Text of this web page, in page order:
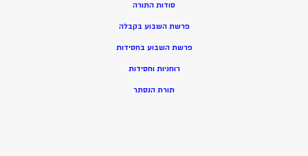
סודות התורה
פרשת השבוע בקבלה
פרשת השבוע בחסידות
רוחניות וחסידות
תורת הנסתר